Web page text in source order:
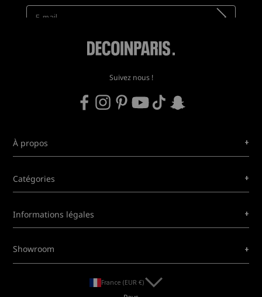
Suivez nous !
À propos +
Catégories +
Informations légales +
Showroom +
France (EUR €)